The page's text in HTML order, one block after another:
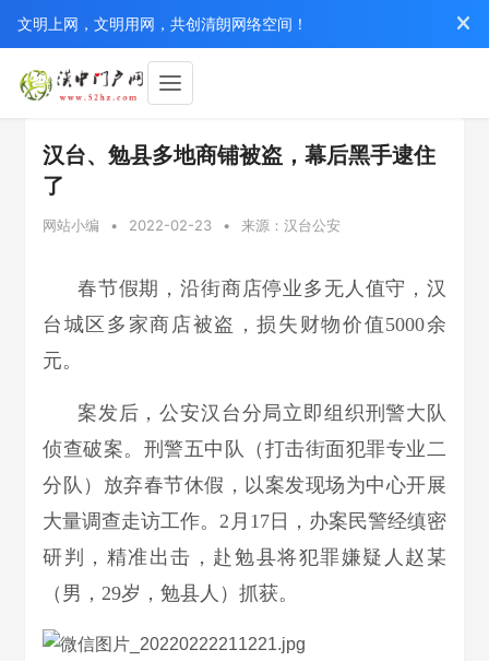
文明上网，文明用网，共创清朗网络空间！
汉台、勉县多地商铺被盗，幕后黑手逮住
了
网站小编 • 2022-02-23 • 来源：汉台公安
春节假期，沿街商店停业多无人值守，汉
台城区多家商店被盗，损失财物价值5000余
元。
案发后，公安汉台分局立即组织刑警大队
侦查破案。刑警五中队（打击街面犯罪专业二
分队）放弃春节休假，以案发现场为中心开展
大量调查走访工作。2月17日，办案民警经缜密
研判，精准出击，赴勉县将犯罪嫌疑人赵某
（男，29岁，勉县人）抓获。